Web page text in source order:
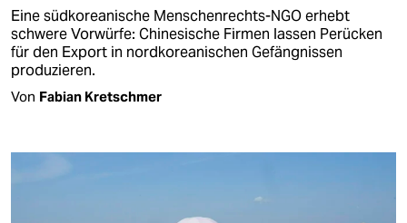
Eine südkoreanische Menschenrechts-NGO erhebt
schwere Vorwürfe: Chinesische Firmen lassen Perücken
für den Export in nordkoreanischen Gefängnissen
produzieren.
Von Fabian Kretschmer